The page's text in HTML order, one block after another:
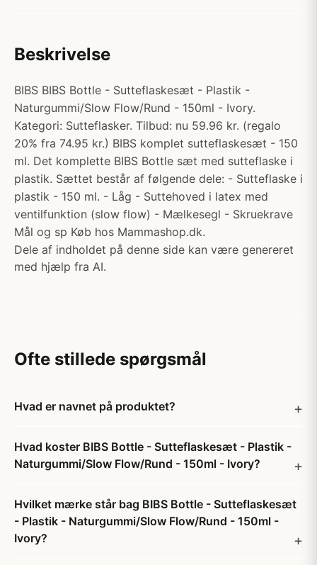
Beskrivelse
BIBS BIBS Bottle - Sutteflaskesæt - Plastik -
Naturgummi/Slow Flow/Rund - 150ml - Ivory.
Kategori: Sutteflasker. Tilbud: nu 59.96 kr. (regalo
20% fra 74.95 kr.) BIBS komplet sutteflaskesæt - 150
ml. Det komplette BIBS Bottle sæt med sutteflaske i
plastik. Sættet består af følgende dele: - Sutteflaske i
plastik - 150 ml. - Låg - Suttehoved i latex med
ventilfunktion (slow flow) - Mælkesegl - Skruekrave
Mål og sp Køb hos Mammashop.dk.
Dele af indholdet på denne side kan være genereret
med hjælp fra AI.
Ofte stillede spørgsmål
Hvad er navnet på produktet?
Hvad koster BIBS Bottle - Sutteflaskesæt - Plastik -
Naturgummi/Slow Flow/Rund - 150ml - Ivory?
Hvilket mærke står bag BIBS Bottle - Sutteflaskesæt
- Plastik - Naturgummi/Slow Flow/Rund - 150ml -
Ivory?